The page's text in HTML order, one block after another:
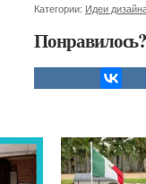
Категории: Идеи